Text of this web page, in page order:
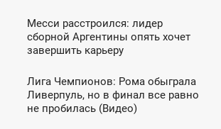
Месси расстроился: лидер
сборной Аргентины опять хочет
завершить карьеру
Лига Чемпионов: Рома обыграла
Ливерпуль, но в финал все равно
не пробилась (Видео)